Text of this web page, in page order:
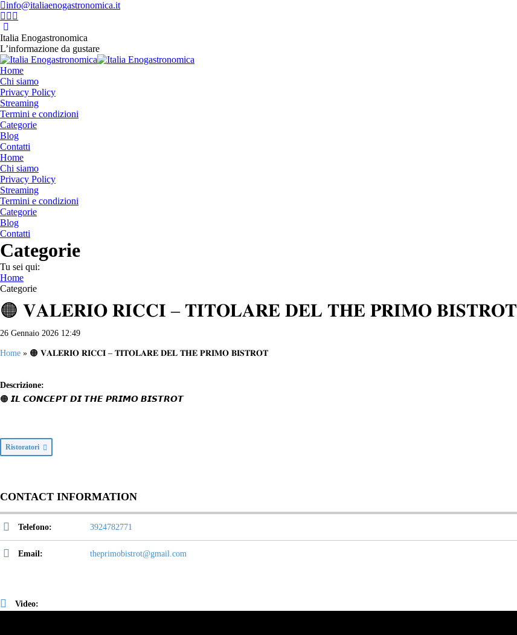
Vai
ai
contenuti
info@italiaenogastronomica.it
Facebook
page
opens
in
new
window
Instagram
opens
in
new
window
opens
in
new
window
Italia Enogastronomica
L’informazione da gustare
Home
Chi siamo
Privacy Policy
Streaming
Termini e condizioni
Categorie
Blog
Contatti
Home
Chi siamo
Privacy Policy
Streaming
Termini e condizioni
Categorie
Blog
Contatti
Categorie
Tu sei qui:
Home
Categorie
🟠 𝐕𝐀𝐋𝐄𝐑𝐈𝐎 𝐑𝐈𝐂𝐂𝐈 – 𝐓𝐈𝐓𝐎𝐋𝐀𝐑𝐄 𝐃𝐄𝐋 𝐓𝐇𝐄 𝐏𝐑𝐈𝐌𝐎 𝐁𝐈𝐒𝐓𝐑𝐎𝐓
26 Gennaio 2026 12:49
Home » 🟠 𝐕𝐀𝐋𝐄𝐑𝐈𝐎 𝐑𝐈𝐂𝐂𝐈 – 𝐓𝐈𝐓𝐎𝐋𝐀𝐑𝐄 𝐃𝐄𝐋 𝐓𝐇𝐄 𝐏𝐑𝐈𝐌𝐎 𝐁𝐈𝐒𝐓𝐑𝐎𝐓
Descrizione:
🟠 𝙄𝙇 𝘾𝙊𝙉𝘾𝙀𝙋𝙏 𝘿𝙄 𝙏𝙃𝙀 𝙋𝙍𝙄𝙈𝙊 𝘽𝙄𝙎𝙏𝙍𝙊𝙏
Ristoratori
CONTACT INFORMATION
Telefono: 3924782771
Email: theprimobistrot@gmail.com
Video: